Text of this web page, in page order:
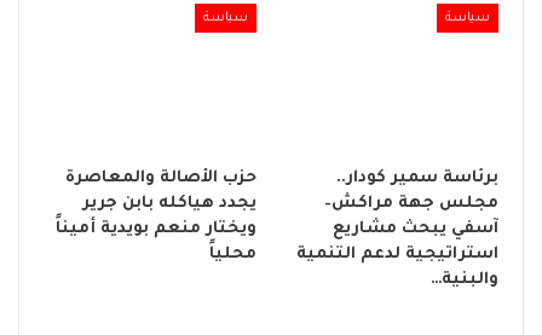
سياسة
برئاسة سمير كودار..
مجلس جهة مراكش–
آسفي يبحث مشاريع
استراتيجية لدعم التنمية
والبنية…
سياسة
حزب الأصالة والمعاصرة
يجدد هياكله بابن جرير
ويختار منعم بويدية أميناً
محلياً